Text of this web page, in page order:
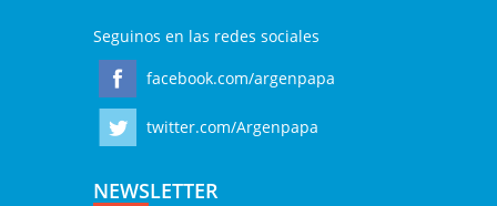
Seguinos en las redes sociales
facebook.com/argenpapa
twitter.com/Argenpapa
NEWSLETTER